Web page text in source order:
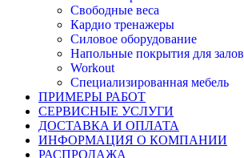
Свободные веса
Кардио тренажеры
Силовое оборудование
Напольные покрытия для залов
Workout
Специализированная мебель
ПРИМЕРЫ РАБОТ
СЕРВИСНЫЕ УСЛУГИ
ДОСТАВКА И ОПЛАТА
ИНФОРМАЦИЯ О КОМПАНИИ
РАСПРОДАЖА